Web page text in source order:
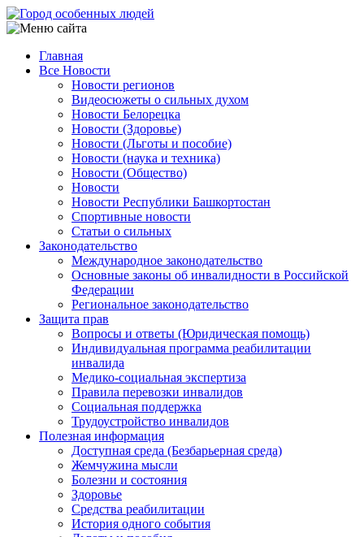
Перейти
к
содержанию
Main
navigation
Главная
Все Новости
Новости регионов
Видеосюжеты о сильных духом
Новости Белорецка
Новости (Здоровье)
Новости (Льготы и пособие)
Новости (наука и техника)
Новости (Общество)
Новости
Новости Республики Башкортостан
Спортивные новости
Статьи о сильных
Законодательство
Международное законодательство
Основные законы об инвалидности в Российской
Федерации
Региональное законодательство
Защита прав
Вопросы и ответы (Юридическая помощь)
Индивидуальная программа реабилитации
инвалида
Медико-социальная экспертиза
Правила перевозки инвалидов
Социальная поддержка
Трудоустройство инвалидов
Полезная информация
Доступная среда (Безбарьерная среда)
Жемчужина мысли
Болезни и состояния
Здоровье
Средства реабилитации
История одного события